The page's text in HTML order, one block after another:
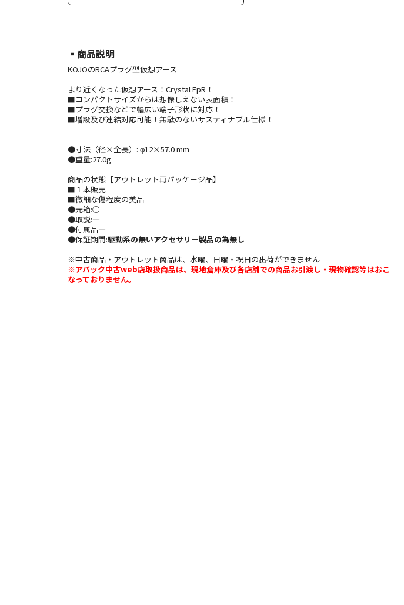
▪︎商品説明
KOJOのRCAプラグ型仮想アース
より近くなった仮想アース！Crystal EpR！
■コンパクトサイズからは想像しえない表面積！
■プラグ交換などで幅広い端子形状に対応！
■増設及び連結対応可能！無駄のないサスティナブル仕様！
●寸法（径×全長）: φ12×57.0 mm
●重量:27.0g
商品の状態【アウトレット再パッケージ品】
■１本販売
■微細な傷程度の美品
●元箱:○
●取説:―
●付属品―
●保証期間:駆動系の無いアクセサリー製品の為無し
※中古商品・アウトレット商品は、水曜、日曜・祝日の出荷ができません
※アバック中古web店取扱商品は、現地倉庫及び各店舗での商品お引渡し・現物確認等はおこ
なっておりません。